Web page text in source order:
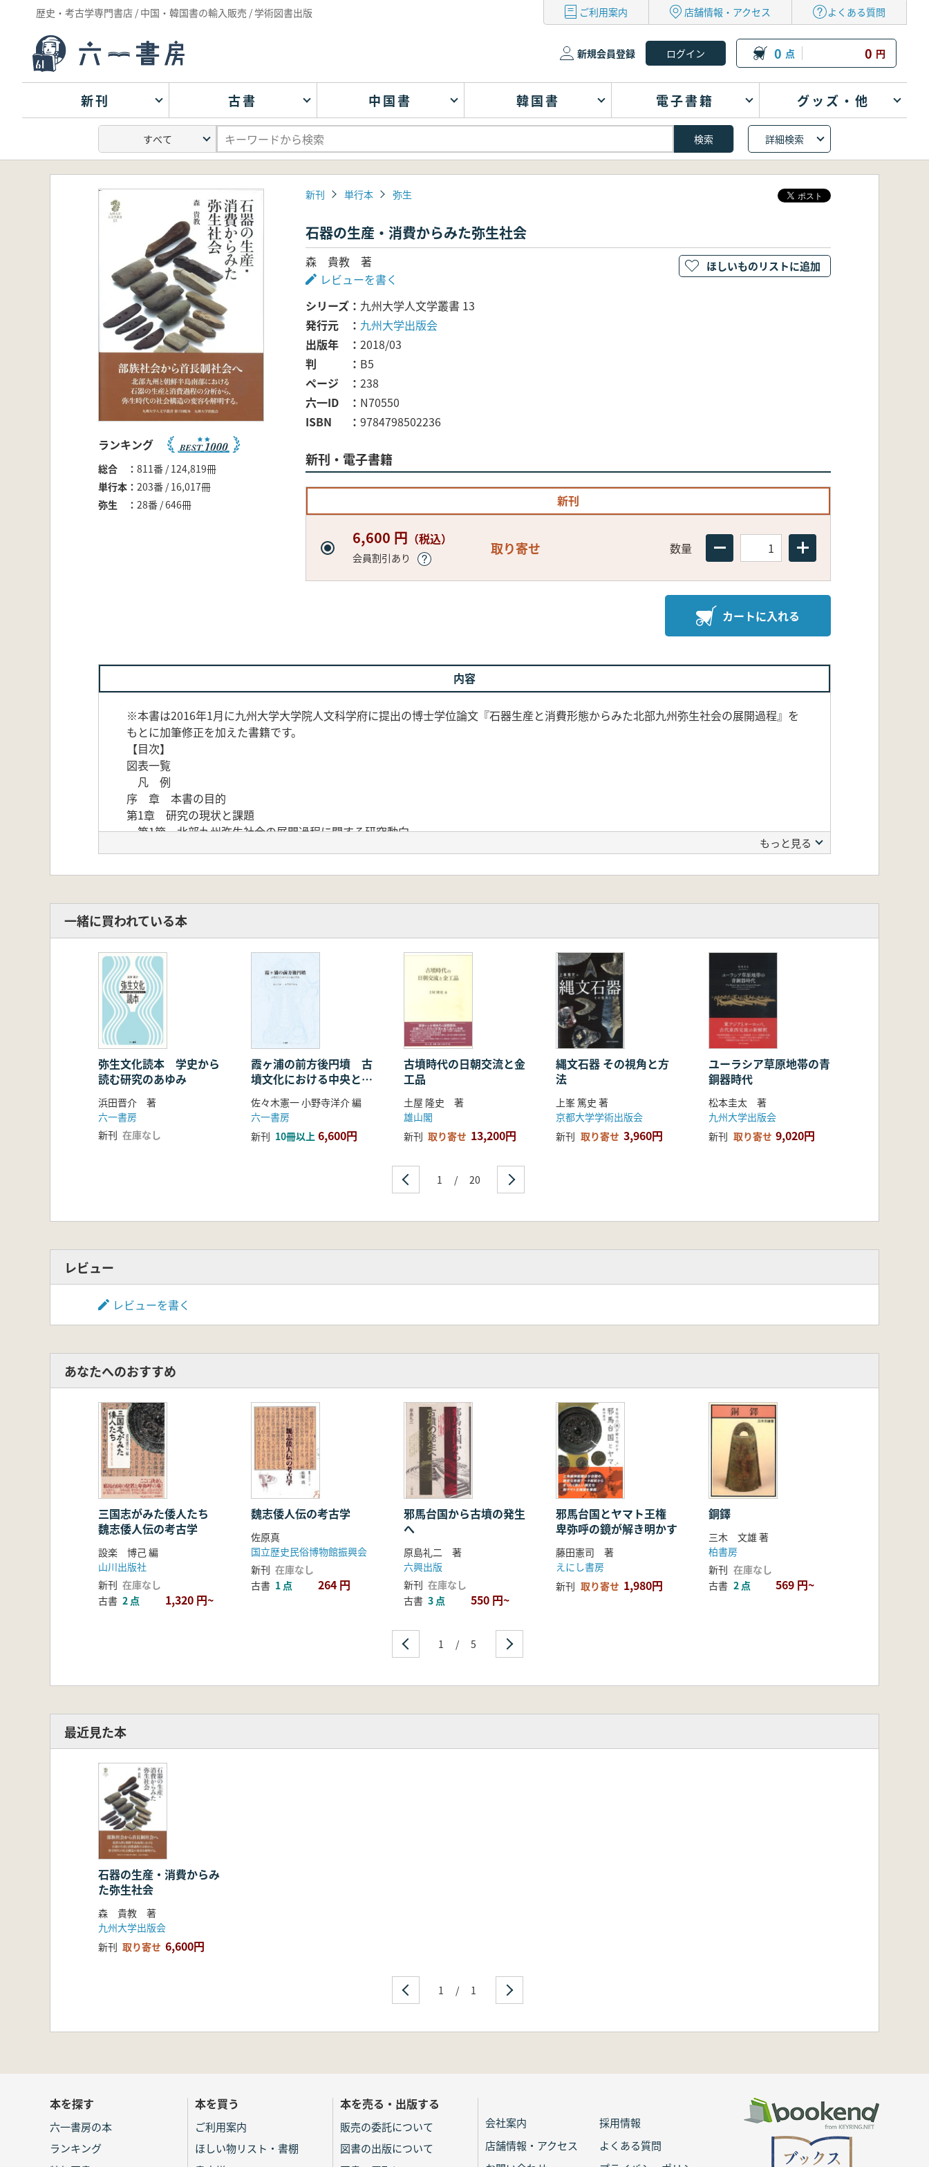
歴史・考古学専門書店 / 中国・韓国書の輸入販売 / 学術図書出版 ご利用案内 店舗情報・アクセス よくある質問
新規会員登録 0 点 0 円
新刊 古書 中国書 韓国書 電子書籍 グッズ・他
詳細検索
ランキング
総合
811番 / 124,819冊
単行本
203番 / 16,017冊
弥生
28番 / 646冊
新刊 単行本 弥生
石器の生産・消費からみた弥生社会
森 貴教 著
レビューを書く
シリーズ
九州大学人文学叢書 13
発行元
九州大学出版会
出版年
2018/03
判
B5
ページ
238
六一ID
N70550
ISBN
9784798502236
新刊・電子書籍
新刊
6,600 円 （税込）
会員割引あり
取り寄せ 数量
カートに入れる
ほしいものリストに追加
内容
※本書は2016年1月に九州大学大学院人文科学府に提出の博士学位論文『石器生産と消費形態からみた北部九州弥生社会の展開過程』を
もとに加筆修正を加えた書籍です。
【目次】
図表一覧
凡 例
序 章 本書の目的
第1章 研究の現状と課題
第1節 北部九州弥生社会の展開過程に関する研究動向
3.弥生社会の成層化と首長層の生成に関する研究
第3節 弥生時代石器研究の動向
1.石器生産に関する研究
3.農工具の鉄器化に関する研究
第4節 本書で解決すべき問題の所在
第5節 資料・方法・理論
1.本書で扱う資料
2.方法の検討
3.理論(用語と理論的枠組みの整理)
第2章 朝鮮半島南部における石器生産・消費形態と弥生社会への影響
第1節 本章の課題
第2節 柱状片刃石斧の分類と編年
1.資料と方法
2.柱状片刃石斧の分類
1.資料と方法
4.弥生時代開始期前後における片刃石斧の流入の背景
第5節 朝鮮半島南部における農耕文化の展開と石器生産
1.朝鮮半島南部における有溝石斧出現の意義
3.弥生時代開始期前後における片刃石斧の流入と弥生文化への影響
第3章 弥生時代北部九州における石器生産と消費形態
1.本節の課題
2.資料と方法
3.今山系石斧の製作
4.北部九州における在地系石斧製作 五徳畑ケ田遺跡を対象として
5.今山系石斧の規格性の検討
6.今山遺跡における石斧生産と分業化の過程
第2節 両刃石斧の消費形態
1.本節の課題
2.資料と方法
3.石材構成と研磨からみた両刃石斧の入手形態
4.再加工からみた今山系石斧の消費形態
5.今山系石斧の消費形態の背景
第3節 片刃石斧の生産と消費形態
3.北部九州における片刃石斧の検討(仮説A-②の検証)
6.層灰岩製片刃石斧の生産・消費形態の背景
2.資料と方法
3.立岩系石庖丁の製作
4.石材構成からみた石庖丁の入手形態
5.法量からみた立岩系石庖丁の消費形態
6.立岩系石庖丁の生産・消費形態の背景
第5節 石器器種間の相互関係と通時的変化に関するまとめ
第4章 農工具の鉄器化と石器生産・消費形態
第1節 研究の現状と課題
1.研究史
2.本章の課題
第2節 砥石使用形態からみた鉄器化
1.資料と方法
2.朝鮮半島南部初期鉄器時代における砥石使用形態
4.斧柄形態・斧身装着部の法量変化
5.工具の鉄器化と石斧生産の関係
第4節 農工具の鉄器化と石器生産・消費形態の変遷過程
1.鉄器生産の動向と工具変遷の諸段階
もっと見る
一緒に買われている本
弥生文化読本 学史から
読む研究のあゆみ
浜田晋介 著
六一書房
新刊 在庫なし
霞ヶ浦の前方後円墳 古
墳文化における中央と周
縁
佐々木憲一 小野寺洋介 編
六一書房
新刊 10冊以上 6,600円
古墳時代の日朝交流と金
工品
土屋 隆史 著
雄山閣
新刊 取り寄せ 13,200円
縄文石器 その視角と方
法
上峯 篤史 著
京都大学学術出版会
新刊 取り寄せ 3,960円
ユーラシア草原地帯の青
銅器時代
松本圭太 著
九州大学出版会
新刊 取り寄せ 9,020円
1 / 20
レビュー
レビューを書く
あなたへのおすすめ
三国志がみた倭人たち
魏志倭人伝の考古学
設楽 博己 編
山川出版社
新刊 在庫なし
古書 2 点 1,320 円~
魏志倭人伝の考古学
佐原真
国立歴史民俗博物館振興会
新刊 在庫なし
古書 1 点 264 円
邪馬台国から古墳の発生
へ
原島礼二 著
六興出版
新刊 在庫なし
古書 3 点 550 円~
邪馬台国とヤマト王権
卑弥呼の鏡が解き明かす
藤田憲司 著
えにし書房
新刊 取り寄せ 1,980円
銅鐸
三木 文雄 著
柏書房
新刊 在庫なし
古書 2 点 569 円~
1 / 5
最近見た本
石器の生産・消費からみ
た弥生社会
森 貴教 著
九州大学出版会
新刊 取り寄せ 6,600円
1 / 1
本を探す
六一書房の本
ランキング
本を買う
ご利用案内
ほしい物リスト・書棚
本を売る・出版する
販売の委託について
図書の出版について
会社案内
採用情報
店舗情報・アクセス
よくある質問